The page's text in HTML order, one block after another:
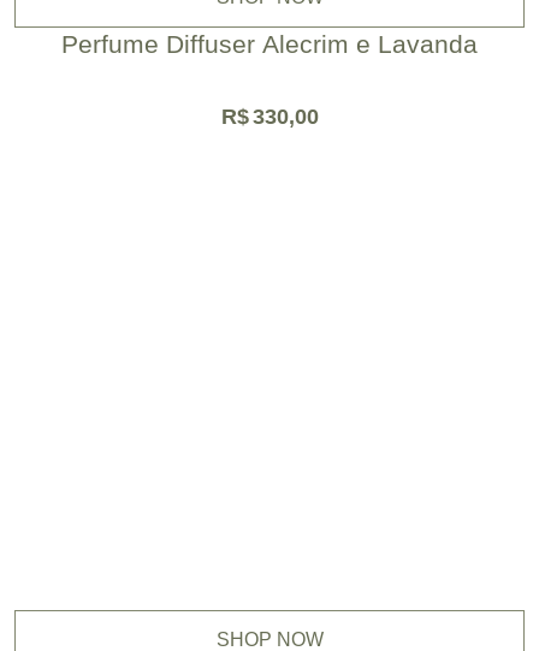
Perfume Diffuser Alecrim e Lavanda
R$330,00
SHOP NOW